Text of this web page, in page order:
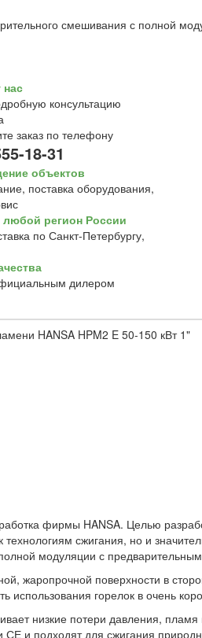
смешивания с полной
нас
консультацию
заказ по телефону
18-31
объектов
поставка оборудования,
любой регион России
по Санкт-Петербургу,
дилером
HANSA HPM2 E 50-150 кВт 1"
фирмы HANSA. Целью
сжигания, но и
модуляции с
жаропрочной поверхности в
использования горелок в очень
низкие потери давления,
и подходят для сжигания